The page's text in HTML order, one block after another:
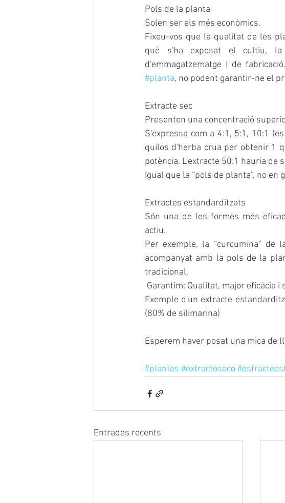
Pols de la planta
Solen ser els més econòmics.
Fixeu-vos que la qualitat de les
què s'ha exposat el cultiu,
#planta, no podent garantir-ne el
Extracte sec
Presenten una concentració
S'expressa com a 4:1, 5:1, 10:1
quilos d'herba crua per obtenir 1
potència. L'extracte 50:1 hauria de
Igual que la “pols de planta”, no
Extractes estandarditzats
Són una de les formes més
actiu.
Per exemple, la “curcumina” de
acompanyat amb la pols de la
tradicional.
Garantim: Qualitat, major eficàcia
Exemple d'un extracte
(80% de silimarina)
Esperem haver posat una mica de
#plantes #extractoseco
Entrades recents